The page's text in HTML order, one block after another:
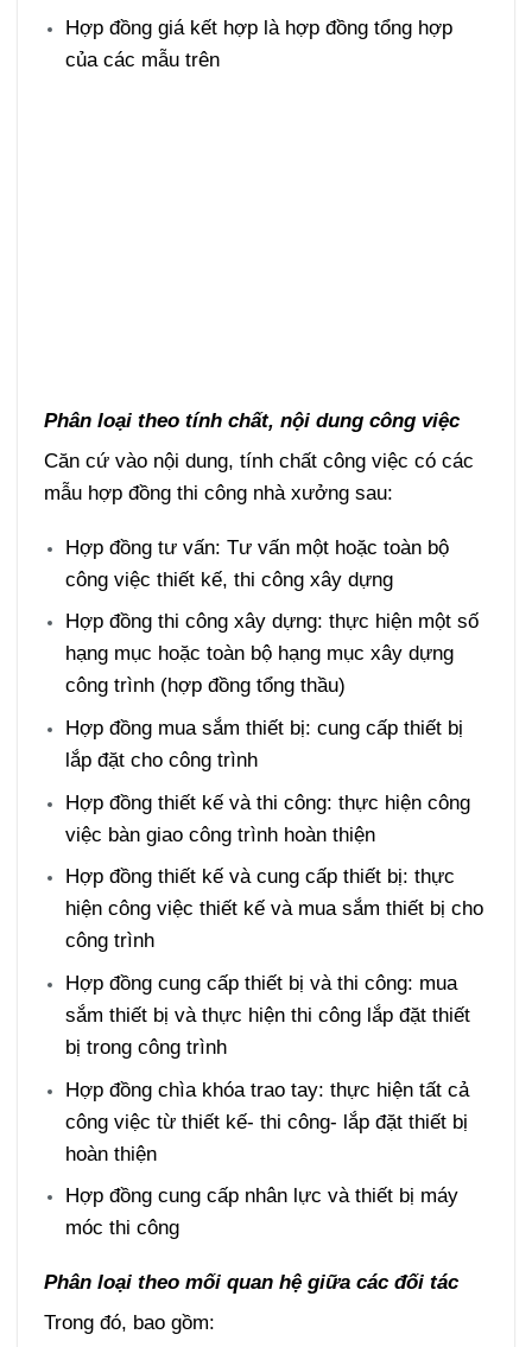
Hợp đồng giá kết hợp là hợp đồng tổng hợp
của các mẫu trên
Phân loại theo tính chất, nội dung công việc
Căn cứ vào nội dung, tính chất công việc có các
mẫu hợp đồng thi công nhà xưởng sau:
Hợp đồng tư vấn: Tư vấn một hoặc toàn bộ
công việc thiết kế, thi công xây dựng
Hợp đồng thi công xây dựng: thực hiện một số
hạng mục hoặc toàn bộ hạng mục xây dựng
công trình (hợp đồng tổng thầu)
Hợp đồng mua sắm thiết bị: cung cấp thiết bị
lắp đặt cho công trình
Hợp đồng thiết kế và thi công: thực hiện công
việc bàn giao công trình hoàn thiện
Hợp đồng thiết kế và cung cấp thiết bị: thực
hiện công việc thiết kế và mua sắm thiết bị cho
công trình
Hợp đồng cung cấp thiết bị và thi công: mua
sắm thiết bị và thực hiện thi công lắp đặt thiết
bị trong công trình
Hợp đồng chìa khóa trao tay: thực hiện tất cả
công việc từ thiết kế- thi công- lắp đặt thiết bị
hoàn thiện
Hợp đồng cung cấp nhân lực và thiết bị máy
móc thi công
Phân loại theo mối quan hệ giữa các đối tác
Trong đó, bao gồm: